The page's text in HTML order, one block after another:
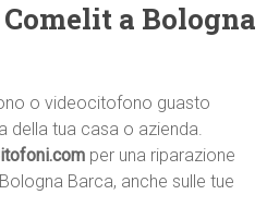
a Bologna
o videocitofono guasto
della tua casa o azienda.
per una riparazione
Barca, anche sulle tue